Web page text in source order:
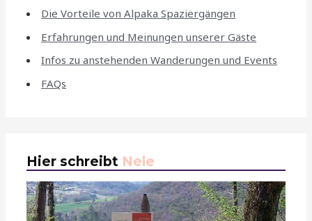
Die Vorteile von Alpaka Spaziergängen
Erfahrungen und Meinungen unserer Gäste
Infos zu anstehenden Wanderungen und Events
FAQs
Hier schreibt Nele